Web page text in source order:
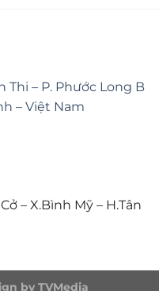
Thi – P. Phước Long B
– Việt Nam
– X.Bình Mỹ – H.Tân
by TVMedia